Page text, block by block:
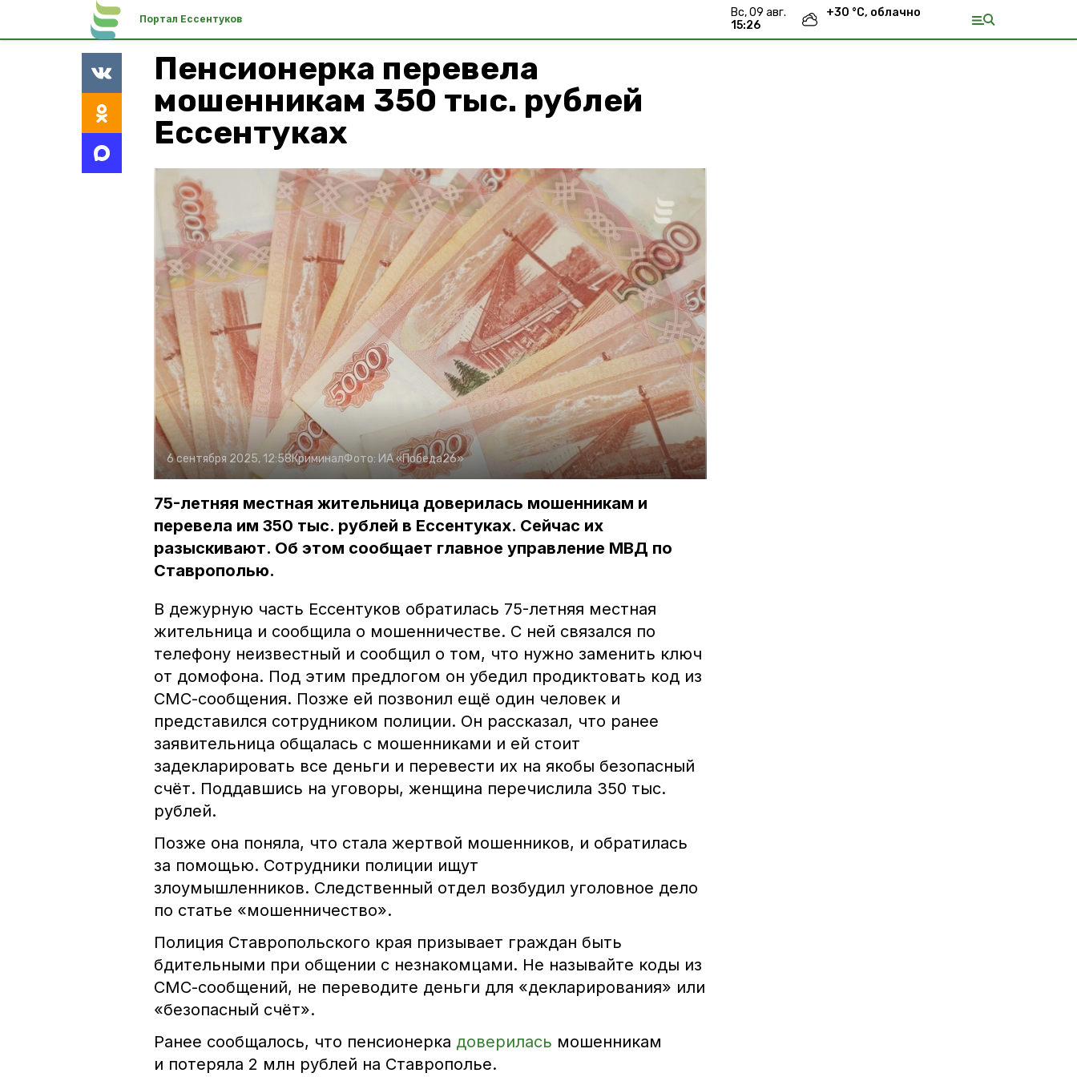
Портал Ессентуков
вс, 09 авг.
15:26
+30 °С, облачно
Пенсионерка перевела
мошенникам 350 тыс. рублей
Ессентуках
6 сентября 2025, 12:58КриминалФото: ИА «Победа26»
75-летняя местная жительница доверилась мошенникам и
перевела им 350 тыс. рублей в Ессентуках. Сейчас их
разыскивают. Об этом сообщает главное управление МВД по
Ставрополью.
В дежурную часть Ессентуков обратилась 75-летняя местная
жительница и сообщила о мошенничестве. С ней связался по
телефону неизвестный и сообщил о том, что нужно заменить ключ
от домофона. Под этим предлогом он убедил продиктовать код из
СМС-сообщения. Позже ей позвонил ещё один человек и
представился сотрудником полиции. Он рассказал, что ранее
заявительница общалась с мошенниками и ей стоит
задекларировать все деньги и перевести их на якобы безопасный
счёт. Поддавшись на уговоры, женщина перечислила 350 тыс.
рублей.
Позже она поняла, что стала жертвой мошенников, и обратилась
за помощью. Сотрудники полиции ищут
злоумышленников. Следственный отдел возбудил уголовное дело
по статье «мошенничество».
Полиция Ставропольского края призывает граждан быть
бдительными при общении с незнакомцами. Не называйте коды из
СМС-сообщений, не переводите деньги для «декларирования» или
«безопасный счёт».
Ранее сообщалось, что пенсионерка доверилась мошенникам
и потеряла 2 млн рублей на Ставрополье.